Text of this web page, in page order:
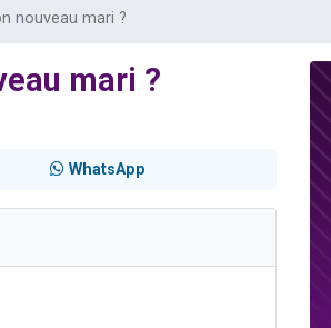
nouveau mari ?
mari ?
WhatsApp